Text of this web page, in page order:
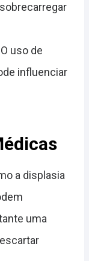
uso de
influenciar
a displasia
uma